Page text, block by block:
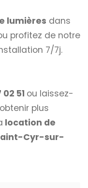
lumières dans
profitez de notre
7/7j.
02 51 ou laissez-
plus
location de
Cyr-sur-